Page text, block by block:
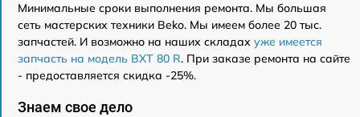
Минимальные сроки выполнения ремонта. Мы большая
сеть мастерских техники Beko. Мы имеем более 20 тыс.
запчастей. И возможно на наших складах уже имеется
запчасть на модель BXT 80 R. При заказе ремонта на сайте
- предоставляется скидка -25%.
Знаем свое дело